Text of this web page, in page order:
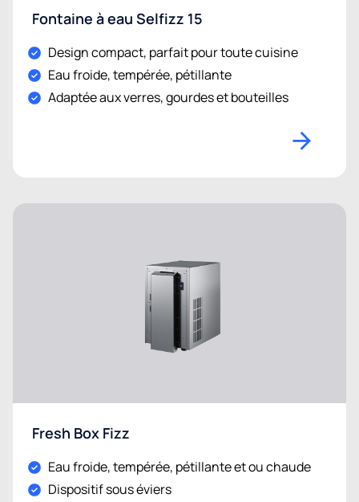
Fontaine à eau Selfizz 15
Design compact, parfait pour toute cuisine
Eau froide, tempérée, pétillante
Adaptée aux verres, gourdes et bouteilles
Fresh Box Fizz
Eau froide, tempérée, pétillante et ou chaude
Dispositif sous éviers